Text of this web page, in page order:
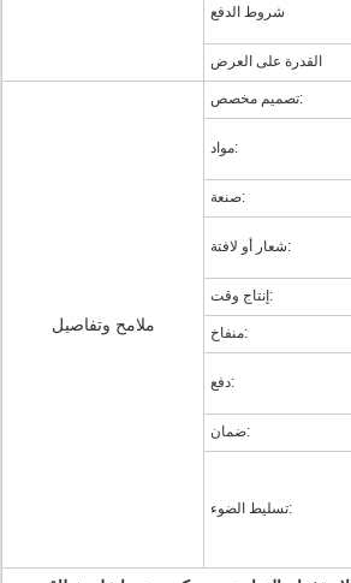
شروط الدفع
القدرة على العرض
ملامح وتفاصيل
تصميم مخصص:
مواد:
صنعة:
شعار أو لافتة:
إنتاج وقت:
منفاخ:
دفع:
ضمان:
تسليط الضوء: